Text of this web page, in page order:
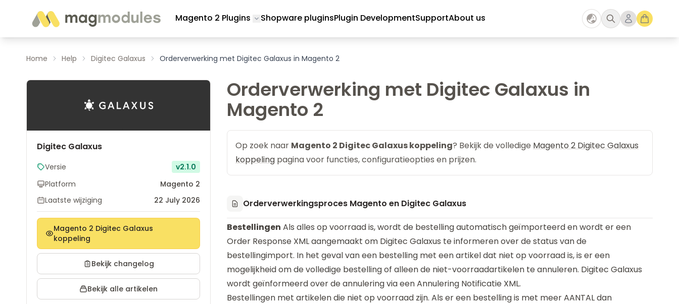
Magento 2 Plugins Toggle submenu for Magento 2 Plugins
Shopware pluginsPlugin DevelopmentSupportAbout us
Home Help Digitec Galaxus Orderverwerking met Digitec Galaxus in Magento 2
Digitec Galaxus
Versie
v2.1.0
Platform
Magento 2
Laatste wijziging
22 July 2026
Magento 2 Digitec Galaxus
koppeling
Bekijk changelog
Bekijk alle artikelen
Orderverwerking met Digitec Galaxus in
Magento 2
Op zoek naar Magento 2 Digitec Galaxus koppeling? Bekijk de volledige Magento 2 Digitec Galaxus
koppeling pagina voor functies, configuratieopties en prijzen.
Orderverwerkingsproces Magento en Digitec Galaxus
Bestellingen Als alles op voorraad is, wordt de bestelling automatisch geïmporteerd en wordt er een
Order Response XML aangemaakt om Digitec Galaxus te informeren over de status van de
bestellingimport. In het geval van een bestelling met een artikel dat niet op voorraad is, is er een
mogelijkheid om de volledige bestelling of alleen de niet-voorraadartikelen te annuleren. Digitec Galaxus
wordt geïnformeerd over de annulering via een Annulering Notificatie XML.
Bestellingen met artikelen die niet op voorraad zijn. Als er een bestelling is met meer AANTAL dan